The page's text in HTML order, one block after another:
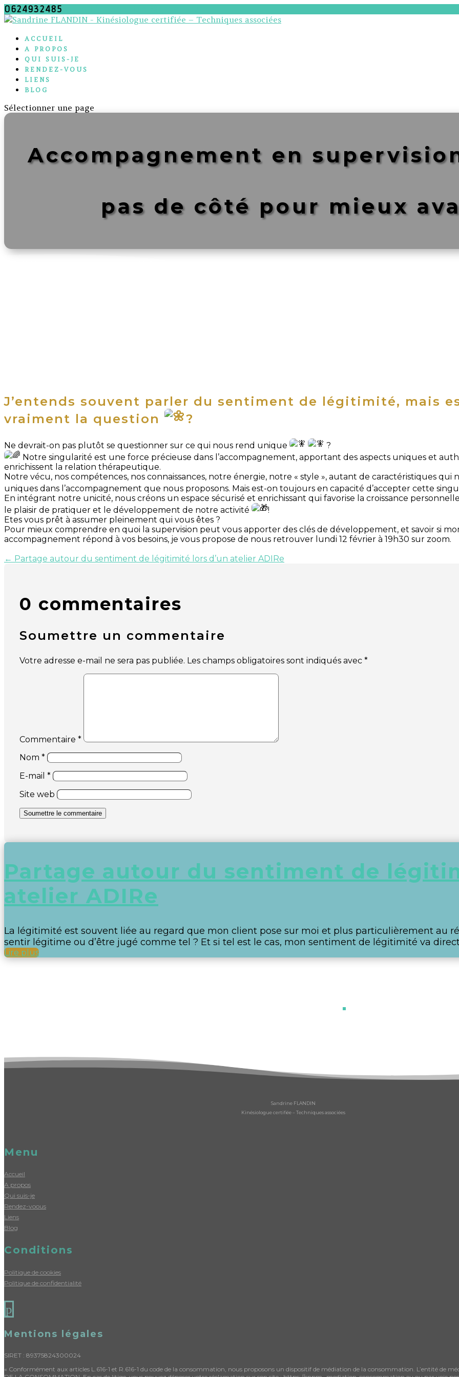
0624932485
ACCUEIL
A PROPOS
QUI SUIS-JE
RENDEZ-VOUS
LIENS
BLOG
Sélectionner une page
Accompagnement en
pas de côté pour mieux
J’entends souvent parler du sentiment de légitimité, mais
vraiment la question
?
Ne devrait-on pas plutôt se questionner sur ce qui nous rend unique
?
Notre singularité est une force précieuse dans l’accompagnement, apportant des aspects uniques et
enrichissent la relation thérapeutique.
Notre vécu, nos compétences, nos connaissances, notre énergie, notre « style », autant de caractéristiques qui
uniques dans l’accompagnement que nous proposons. Mais est-on toujours en capacité d’accepter cette
En intégrant notre unicité, nous créons un espace sécurisé et enrichissant qui favorise la croissance
le plaisir de pratiquer et le développement de notre activité
!
Etes vous prêt à assumer pleinement qui vous êtes ?
Pour mieux comprendre en quoi la supervision peut vous apporter des clés de développement, et savoir si
accompagnement répond à vos besoins, je vous propose de nous retrouver lundi 12 février à 19h30 sur zoom.
← Partage autour du sentiment de légitimité lors d’un atelier ADIRe
0 commentaires
Soumettre un commentaire
Votre adresse e-mail ne sera pas publiée. Les champs obligatoires sont indiqués avec *
Commentaire *
Nom *
E-mail *
Site web
Soumettre le commentaire
Partage autour du sentiment de
atelier ADIRe
La légitimité est souvent liée au regard que mon client pose sur moi et plus particulièrement au
sentir légitime ou d’être jugé comme tel ? Et si tel est le cas, mon sentiment de légitimité va
Lire plus
Sandrine FLANDIN
Kinésiologue certifiée – Techniques associées
Menu
Accueil
A propos
Qui suis-je
Rendez-voous
Liens
Blog
Conditions
Politique de cookies
Politique de confidentialité
p
Mentions légales
SIRET : 89375824300024
« Conformément aux articles L.616-1 et R.616-1 du code de la consommation, nous proposons un dispositif de médiation de la consommation. L’entité de